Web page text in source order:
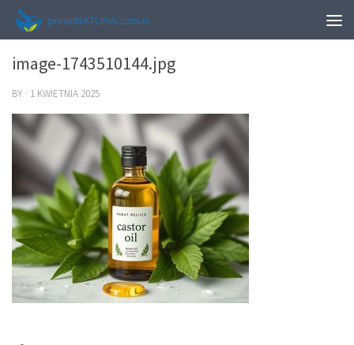
0
image-1743510144.jpg
BY · 1 KWIETNIA 2025